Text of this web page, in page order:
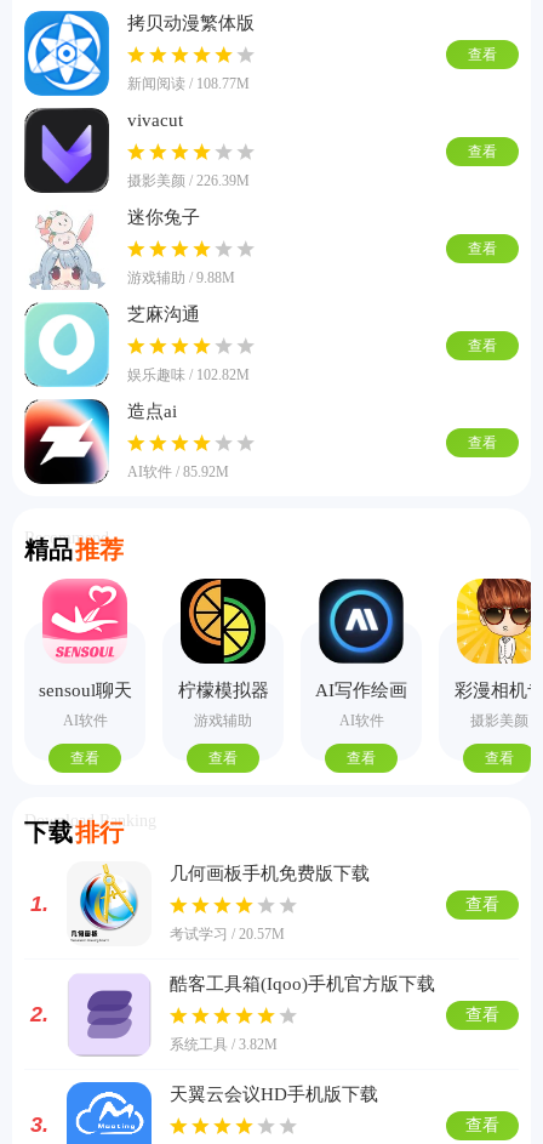
拷贝动漫繁体版
新闻阅读 / 108.77M
查看
vivacut
摄影美颜 / 226.39M
查看
迷你兔子
游戏辅助 / 9.88M
查看
芝麻沟通
娱乐趣味 / 102.82M
查看
造点ai
AI软件 / 85.92M
查看
精品推荐
Recommend
sensoul聊天
AI软件
查看
柠檬模拟器
手机版
游戏辅助
查看
AI写作绘画
视频PPT助
手
AI软件
查看
彩漫相机
业版
摄影美颜
查看
下载排行
Download Ranking
1.
几何画板手机免费版下载
考试学习 / 20.57M
查看
2.
酷客工具箱(Iqoo)手机官方版下载
系统工具 / 3.82M
查看
3.
天翼云会议HD手机版下载
查看